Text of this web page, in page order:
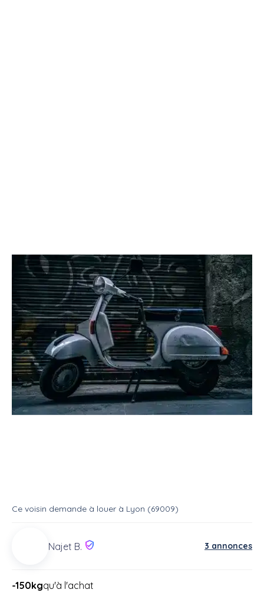
Location Véhicule Scooter
Louer un scooter 50cc
Location Scooter
Ce voisin demande à louer à Lyon (69009)
Najet B. 3 annonces
-150kgqu'à l'achat